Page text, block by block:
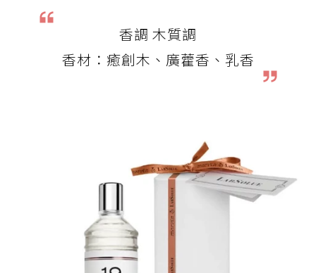
香調 木質調
香材：癒創木、廣藿香、乳香